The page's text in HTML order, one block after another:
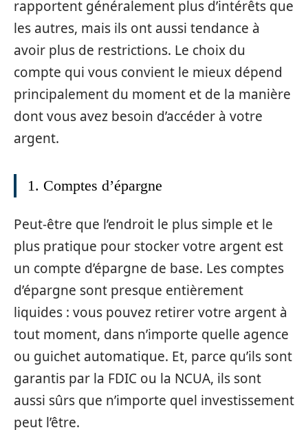
rapportent généralement plus d’intérêts que
les autres, mais ils ont aussi tendance à
avoir plus de restrictions. Le choix du
compte qui vous convient le mieux dépend
principalement du moment et de la manière
dont vous avez besoin d’accéder à votre
argent.
1. Comptes d’épargne
Peut-être que l’endroit le plus simple et le
plus pratique pour stocker votre argent est
un compte d’épargne de base. Les comptes
d’épargne sont presque entièrement
liquides : vous pouvez retirer votre argent à
tout moment, dans n’importe quelle agence
ou guichet automatique. Et, parce qu’ils sont
garantis par la FDIC ou la NCUA, ils sont
aussi sûrs que n’importe quel investissement
peut l’être.